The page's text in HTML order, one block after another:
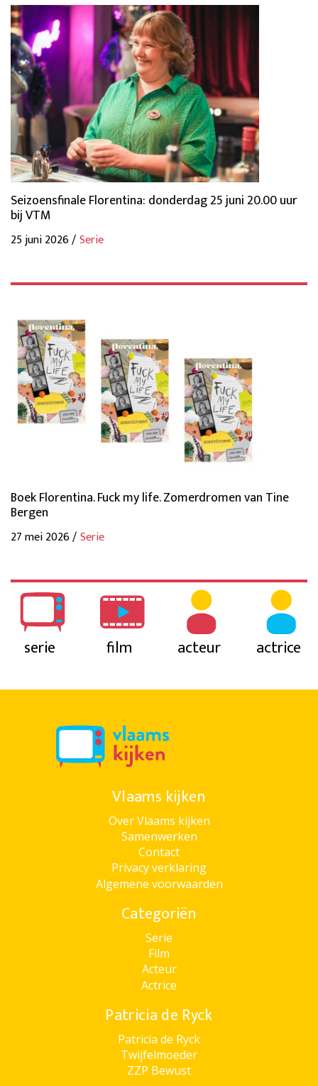
Seizoensfinale Florentina: donderdag 25 juni 20.00 uur
bij VTM
25 juni 2026 /Serie
Boek Florentina. Fuck my life. Zomerdromen van Tine
Bergen
27 mei 2026 /Serie
serie film acteur actrice
Vlaams kijken
Over Vlaams kijken
Samenwerken
Contact
Privacy verklaring
Algemene voorwaarden
Categoriën
Serie
Film
Acteur
Actrice
Patricia de Ryck
Patricia de Ryck
Twijfelmoeder
ZZP Bewust